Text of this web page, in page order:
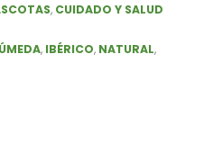
, CUIDADO Y SALUD
, IBÉRICO, NATURAL,